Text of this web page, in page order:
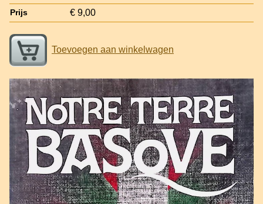
Prijs € 9,00
Toevoegen aan winkelwagen